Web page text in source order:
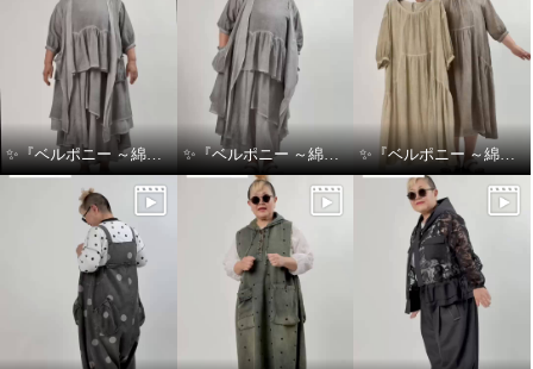
✨『ベルポニー ～綿麻製品染めシリーズ～』✨ ✨『ベルポニー ～綿麻製品染めシリーズ～』✨ ✨『ベルポニー ～綿麻製品染めシリーズ～』✨